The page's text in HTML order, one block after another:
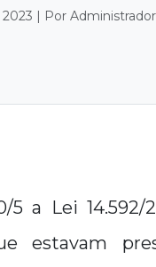
| Por Administrador
a Lei 14.592/
estavam